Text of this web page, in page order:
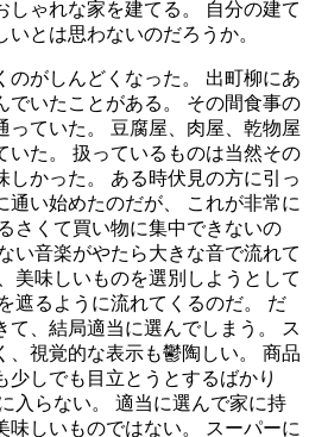
しゃれな家を建てる。 自分の建て
とは思わないのだろうか。
のがしんどくなった。 出町柳にあ
でいたことがある。 その間食事の
っていた。 豆腐屋、肉屋、乾物屋
いた。 扱っているものは当然その
しかった。 ある時伏見の方に引っ
通い始めたのだが、 これが非常に
さくて買い物に集中できないの
い音楽がやたら大きな音で流れて
美味しいものを選別しようとして
遮るように流れてくるのだ。 だ
て、結局適当に選んでしまう。 ス
、視覚的な表示も鬱陶しい。 商品
少しでも目立とうとするばかり
入らない。 適当に選んで家に持
味しいものではない。 スーパーに